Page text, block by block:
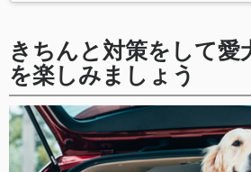
きちんと対策をして愛
を楽しみましょう